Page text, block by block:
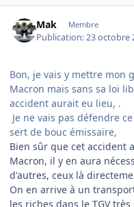
Mak Membre
Publication:23 octobre
Bon, je vais y mettre mon
Macron mais sans sa loi
accident aurait eu lieu, .
Je ne vais pas défendre
sert de bouc émissaire,
Bien sûr que cet accident
Macron, il y en aura
d'autres, ceux là
On en arrive à un
les riches dans le TGV